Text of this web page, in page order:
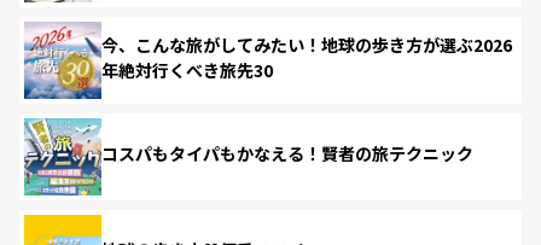
今、こんな旅がしてみたい！地球の歩き方が選ぶ2026
年絶対行くべき旅先30
コスパもタイパもかなえる！賢者の旅テクニック